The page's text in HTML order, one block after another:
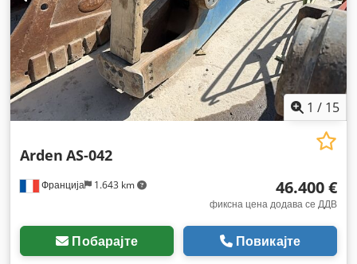
1 / 15
Франција 1.643 km
Arden AS-042
46.400 €
фиксна цена додава се ДДВ
Побарајте Повикајте